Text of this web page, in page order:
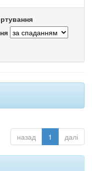
назад 1 далі